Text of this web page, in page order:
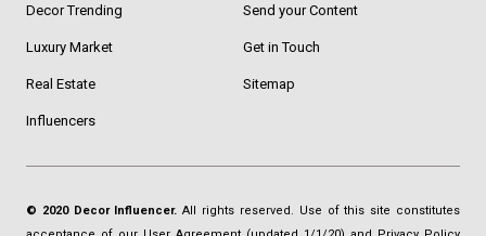
Decor Trending
Luxury Market
Real Estate
Influencers
Send your Content
Get in Touch
Sitemap
© 2020 Decor Influencer. All rights reserved. Use of this site constitutes